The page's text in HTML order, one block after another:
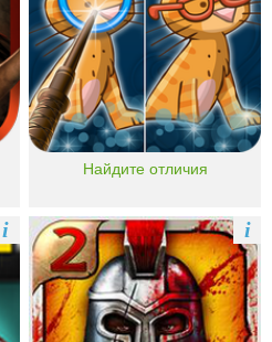
Найдите отличия
i i